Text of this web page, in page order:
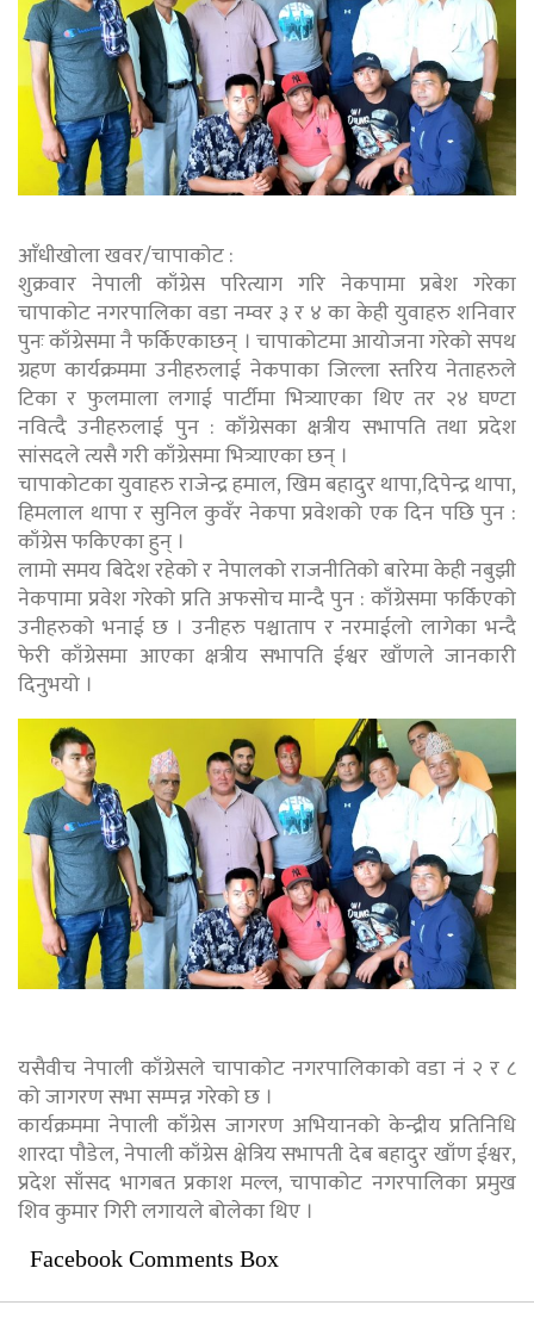
आँधीखोला खवर/चापाकोट :
शुक्रवार नेपाली काँग्रेस परित्याग गरि नेकपामा प्रबेश गरेका
चापाकोट नगरपालिका वडा नम्वर ३ र ४ का केही युवाहरु शनिवार
पुनः काँग्रेसमा नै फर्किएकाछन् । चापाकोटमा आयोजना गरेको सपथ
ग्रहण कार्यक्रममा उनीहरुलाई नेकपाका जिल्ला स्तरिय नेताहरुले
टिका र फुलमाला लगाई पार्टीमा भित्र्याएका थिए तर २४ घण्टा
नवित्दै उनीहरुलाई पुन : काँग्रेसका क्षत्रीय सभापति तथा प्रदेश
सांसदले त्यसै गरी काँग्रेसमा भित्र्याएका छन् ।
चापाकोटका युवाहरु राजेन्द्र हमाल, खिम बहादुर थापा,दिपेन्द्र थापा,
हिमलाल थापा र सुनिल कुवँर नेकपा प्रवेशको एक दिन पछि पुन :
काँग्रेस फकिएका हुन् ।
लामो समय बिदेश रहेको र नेपालको राजनीतिको बारेमा केही नबुझी
नेकपामा प्रवेश गरेको प्रति अफसोच मान्दै पुन : काँग्रेसमा फर्किएको
उनीहरुको भनाई छ । उनीहरु पश्चाताप र नरमाईलो लागेका भन्दै
फेरी काँग्रेसमा आएका क्षत्रीय सभापति ईश्वर खाँणले जानकारी
दिनुभयो ।
यसैवीच नेपाली काँग्रेसले चापाकोट नगरपालिकाको वडा नं २ र ८
को जागरण सभा सम्पन्न गरेको छ ।
कार्यक्रममा नेपाली काँग्रेस जागरण अभियानको केन्द्रीय प्रतिनिधि
शारदा पौडेल, नेपाली काँग्रेस क्षेत्रिय सभापती देब बहादुर खाँण ईश्वर,
प्रदेश साँसद भागबत प्रकाश मल्ल, चापाकोट नगरपालिका प्रमुख
शिव कुमार गिरी लगायले बोलेका थिए ।
Facebook Comments Box